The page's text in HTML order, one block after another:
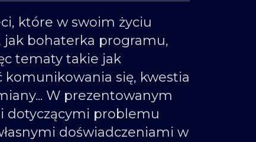
które w swoim życiu
bohaterka programu,
tematy takie jak
się, kwestia
W prezentowanym
dotyczącymi problemu
doświadczeniami w